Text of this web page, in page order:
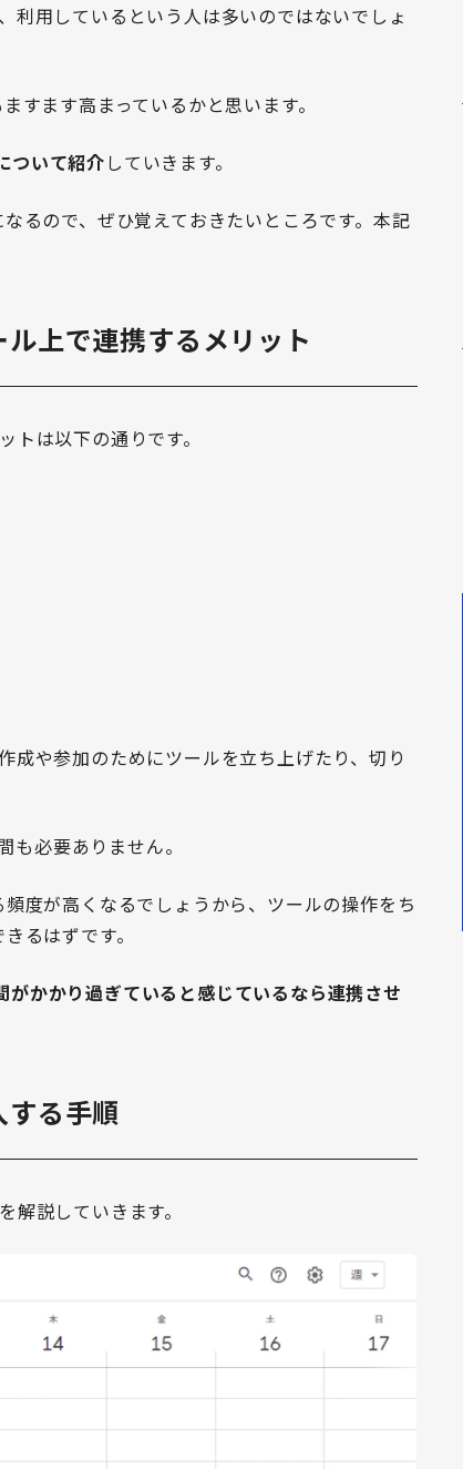
用しているという人は多いのではないでしょ
すます高まっているかと思います。
いて紹介していきます。
るので、ぜひ覚えておきたいところです。本記
上で連携するメリット
は以下の通りです。
や参加のためにツールを立ち上げたり、切り
必要ありません。
度が高くなるでしょうから、ツールの操作をち
るはずです。
かかり過ぎていると感じているなら連携させ
る手順
説していきます。